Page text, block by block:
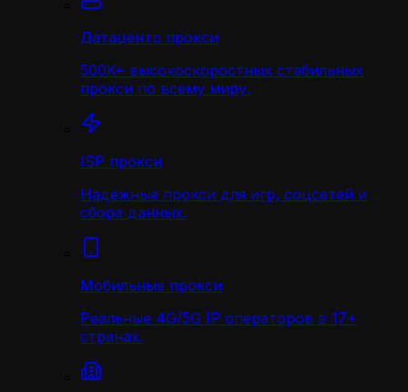
Датацентр прокси
500K+ высокоскоростных стабильных
прокси по всему миру.
ISP прокси
Надёжные прокси для игр, соцсетей и
сбора данных.
Мобильные прокси
Реальные 4G/5G IP операторов в 17+
странах.